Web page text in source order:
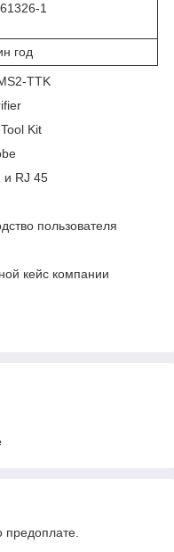
1
год
TTK
Kit
и RJ 45
пользователя
кейс компании
предоплате.